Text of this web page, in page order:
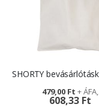
608,33 Ft
479,00 Ft